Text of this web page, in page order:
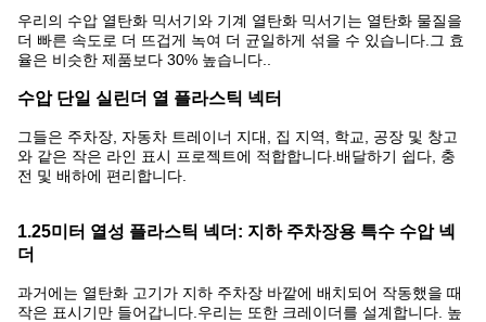
우리의 수압 열탄화 믹서기와 기계 열탄화 믹서기는 열탄화 물질을
더 빠른 속도로 더 뜨겁게 녹여 더 균일하게 섞을 수 있습니다.그 효
율은 비슷한 제품보다 30% 높습니다..
수압 단일 실린더 열 플라스틱 넥터
그들은 주차장, 자동차 트레이너 지대, 집 지역, 학교, 공장 및 창고
와 같은 작은 라인 표시 프로젝트에 적합합니다.배달하기 쉽다, 충
전 및 배하에 편리합니다.
1.25미터 열성 플라스틱 넥더: 지하 주차장용 특수 수압 넥
더
과거에는 열탄화 고기가 지하 주차장 바깥에 배치되어 작동했을 때
작은 표시기만 들어갑니다.우리는 또한 크레이더를 설계합니다. 높